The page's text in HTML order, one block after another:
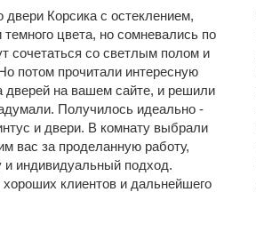
Корсика с остеклением,
цвета, но сомневались по
сочетаться со светлым полом и
потом прочитали интересную
дверей на вашем сайте, и решили
Получилось идеально -
и двери. В комнату выбрали
вас за проделанную работу,
и индивидуальный подход.
клиентов и дальнейшего